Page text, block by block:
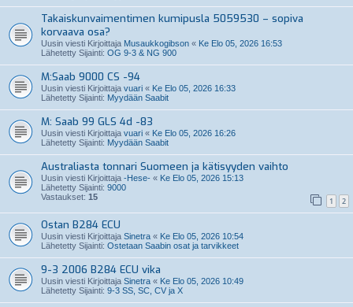
Takaiskunvaimentimen kumipusla 5059530 – sopiva
korvaava osa?
Uusin viesti Kirjoittaja Musaukkogibson « Ke Elo 05, 2026 16:53
Lähetetty Sijainti: OG 9-3 & NG 900
M:Saab 9000 CS -94
Uusin viesti Kirjoittaja vuari « Ke Elo 05, 2026 16:33
Lähetetty Sijainti: Myydään Saabit
M: Saab 99 GLS 4d -83
Uusin viesti Kirjoittaja vuari « Ke Elo 05, 2026 16:26
Lähetetty Sijainti: Myydään Saabit
Australiasta tonnari Suomeen ja kätisyyden vaihto
Uusin viesti Kirjoittaja -Hese- « Ke Elo 05, 2026 15:13
Lähetetty Sijainti: 9000
Vastaukset: 15 1 2
Ostan B284 ECU
Uusin viesti Kirjoittaja Sinetra « Ke Elo 05, 2026 10:54
Lähetetty Sijainti: Ostetaan Saabin osat ja tarvikkeet
9-3 2006 B284 ECU vika
Uusin viesti Kirjoittaja Sinetra « Ke Elo 05, 2026 10:49
Lähetetty Sijainti: 9-3 SS, SC, CV ja X